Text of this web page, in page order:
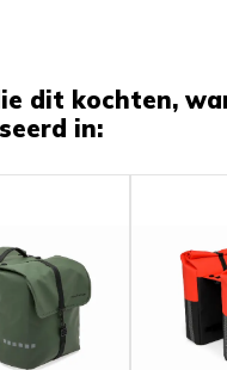
dit kochten,
in: